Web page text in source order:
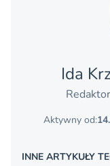
Ida
Aktywny od:
INNE ARTYKUŁY